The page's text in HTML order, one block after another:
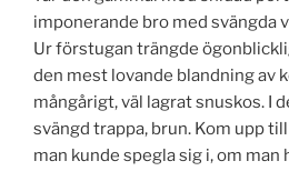
imponerande bro med svängda
Ur förstugan trängde
den mest lovande blandning av
mångårigt, väl lagrat snuskos. I
svängd trappa, brun. Kom upp
man kunde spegla sig i, om